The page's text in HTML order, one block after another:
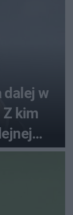
dalej w
kim